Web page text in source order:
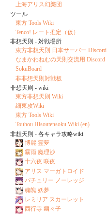
上海アリス幻樂団
ツール
東方 Tools Wiki
Tenco! レート推定（仮）
非想天則 - 対戦場所
東方非想天則 日本サーバー Discord
なまかわねむの天則交流用 Discord
SokuBoard
非非想天則対戦板
非想天則 - wiki
東方非想天則 Wiki
細東攻Wiki
東方 Tools Wiki
Touhou Hisoutensoku Wiki (en)
非想天則 - 各キャラ攻略wiki
博麗 霊夢
霧雨 魔理沙
十六夜 咲夜
アリス マーガトロイド
パチュリー ノーレッジ
魂魄 妖夢
レミリア スカーレット
西行寺 幽々子